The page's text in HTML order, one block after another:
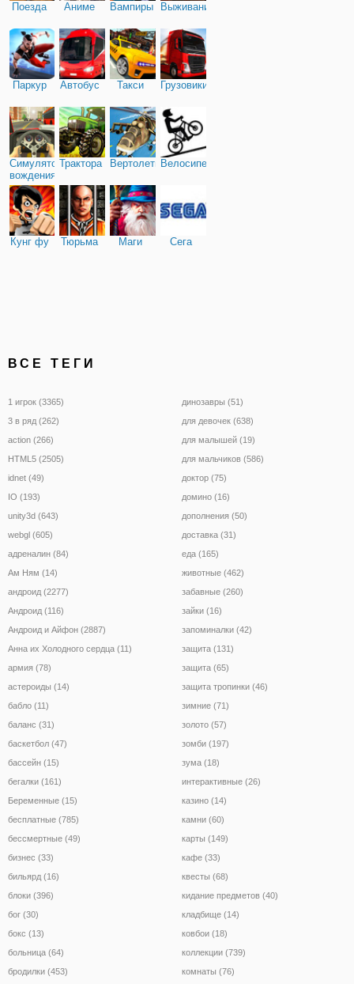
Поезда Аниме Вампиры Выживание
Паркур Автобус Такси Грузовики
Симулятор
вождения
Трактора ВертолетыВелосипед
Кунг фу Тюрьма Маги Сега
ВСЕ ТЕГИ
1 игрок (3365)
3 в ряд (262)
action (266)
HTML5 (2505)
idnet (49)
IO (193)
unity3d (643)
webgl (605)
адреналин (84)
Ам Ням (14)
андроид (2277)
Андроид (116)
Андроид и Айфон (2887)
Анна их Холодного сердца (11)
армия (78)
астероиды (14)
бабло (11)
баланс (31)
баскетбол (47)
бассейн (15)
бегалки (161)
Беременные (15)
бесплатные (785)
бессмертные (49)
бизнес (33)
бильярд (16)
блоки (396)
бог (30)
бокс (13)
больница (64)
бродилки (453)
динозавры (51)
для девочек (638)
для малышей (19)
для мальчиков (586)
доктор (75)
домино (16)
дополнения (50)
доставка (31)
еда (165)
животные (462)
забавные (260)
зайки (16)
запоминалки (42)
защита (131)
защита (65)
защита тропинки (46)
зимние (71)
золото (57)
зомби (197)
зума (18)
интерактивные (26)
казино (14)
камни (60)
карты (149)
кафе (33)
квесты (68)
кидание предметов (40)
кладбище (14)
ковбои (18)
коллекции (739)
комнаты (76)